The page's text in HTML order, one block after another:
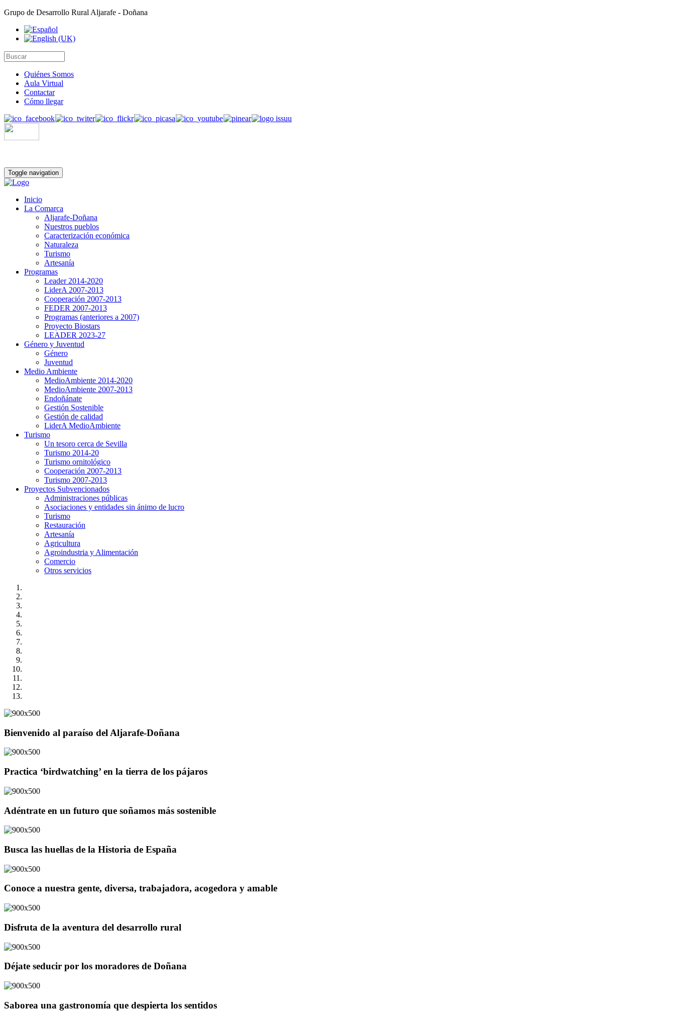
Grupo de Desarrollo Rural Aljarafe - Doñana
Quiénes Somos
Aula Virtual
Contactar
Cómo llegar
Toggle navigation
Inicio
La Comarca
Aljarafe-Doñana
Nuestros pueblos
Caracterización económica
Naturaleza
Turismo
Artesanía
Programas
Leader 2014-2020
LiderA 2007-2013
Cooperación 2007-2013
FEDER 2007-2013
Programas (anteriores a 2007)
Proyecto Biostars
LEADER 2023-27
Género y Juventud
Género
Juventud
Medio Ambiente
MedioAmbiente 2014-2020
MedioAmbiente 2007-2013
Endoñánate
Gestión Sostenible
Gestión de calidad
LiderA MedioAmbiente
Turismo
Un tesoro cerca de Sevilla
Turismo 2014-20
Turismo ornitológico
Cooperación 2007-2013
Turismo 2007-2013
Proyectos Subvencionados
Administraciones públicas
Asociaciones y entidades sin ánimo de lucro
Turismo
Restauración
Artesanía
Agricultura
Agroindustria y Alimentación
Comercio
Otros servicios
Bienvenido al paraíso del Aljarafe-Doñana
Practica ‘birdwatching’ en la tierra de los pájaros
Adéntrate en un futuro que soñamos más sostenible
Busca las huellas de la Historia de España
Conoce a nuestra gente, diversa, trabajadora, acogedora y amable
Disfruta de la aventura del desarrollo rural
Déjate seducir por los moradores de Doñana
Saborea una gastronomía que despierta los sentidos